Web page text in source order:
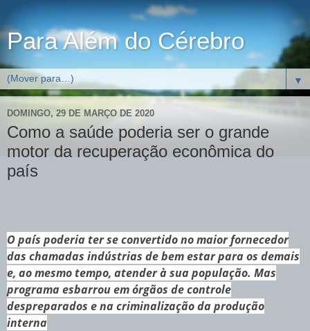
Para Além do Cérebro
▼
DOMINGO, 29 DE MARÇO DE 2020
Como a saúde poderia ser o grande
motor da recuperação econômica do
país
O país poderia ter se convertido no maior fornecedor
das chamadas indústrias de bem estar para os demais
e, ao mesmo tempo, atender à sua população. Mas
programa esbarrou em órgãos de controle
despreparados e na criminalização da produção
interna